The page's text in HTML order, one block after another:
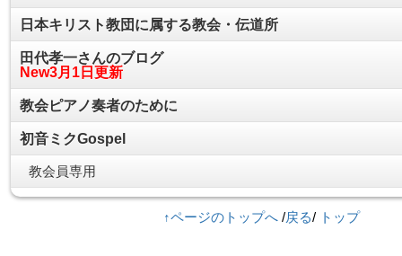
日本キリスト教団に属する教会・伝道所
田代孝一さんのブログ
New3月1日更新
教会ピアノ奏者のために
初音ミクGospel
教会員専用
↑ページのトップへ/戻る/ トップ